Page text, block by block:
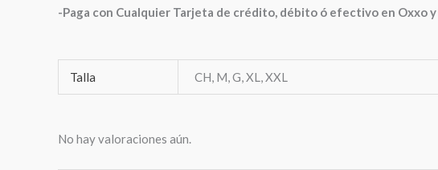
-Paga con Cualquier Tarjeta de crédito, débito ó efectivo en Oxxo y
Talla CH, M, G, XL, XXL
No hay valoraciones aún.